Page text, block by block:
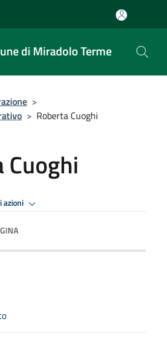
di Miradolo Terme
>
> Roberta Cuoghi
Cuoghi
azioni